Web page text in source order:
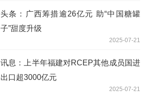
头条：广西筹措逾26亿元 助“中国糖罐
子”甜度升级
2025-07-21
讯息：上半年福建对RCEP其他成员国进
出口超3000亿元
2025-07-21